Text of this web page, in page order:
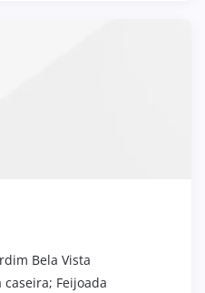
Bela Vista
caseira; Feijoada